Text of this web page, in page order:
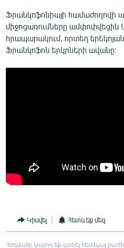
Ֆրանկոֆոնիայի համաժողովի
միջոցառումները ամփոփվեցին
հրապարակում, որտեղ
Ֆրանկոֆոն երկրների ավանը։
Կիսվել Հետևեք մեզ
Հոդվածը կարող եք գտնել հետևյալ